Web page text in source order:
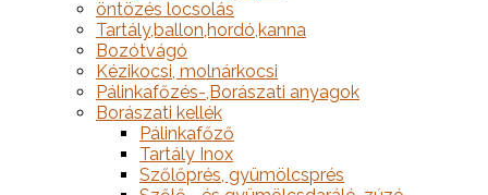
öntözés locsolás
Tartály,ballon,hordó,kanna
Bozótvágó
Kézikocsi, molnárkocsi
Pálinkafőzés-,Borászati anyagok
Borászati kellék
Pálinkafőző
Tartály Inox
Szőlőprés, gyümölcsprés